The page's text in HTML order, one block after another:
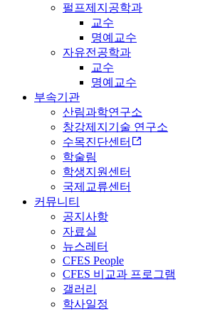
펄프제지공학과
교수
명예교수
자유전공학과
교수
명예교수
부속기관
산림과학연구소
창강제지기술 연구소
수목진단센터
학술림
학생지원센터
국제교류센터
커뮤니티
공지사항
자료실
뉴스레터
CFES People
CFES 비교과 프로그램
갤러리
학사일정